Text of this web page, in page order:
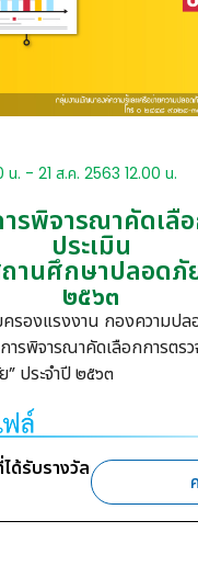
น. - 21 ส.ค. 2563 12.00 น.
รพิจารณาคัดเลื
ประเมิน
านศึกษาปลอดภั
๒๕๖๓
รองแรงงาน กองความปล
ารพิจารณาคัดเลือกการตร
ประจำปี ๒๕๖๓
ด้รับรางวัล